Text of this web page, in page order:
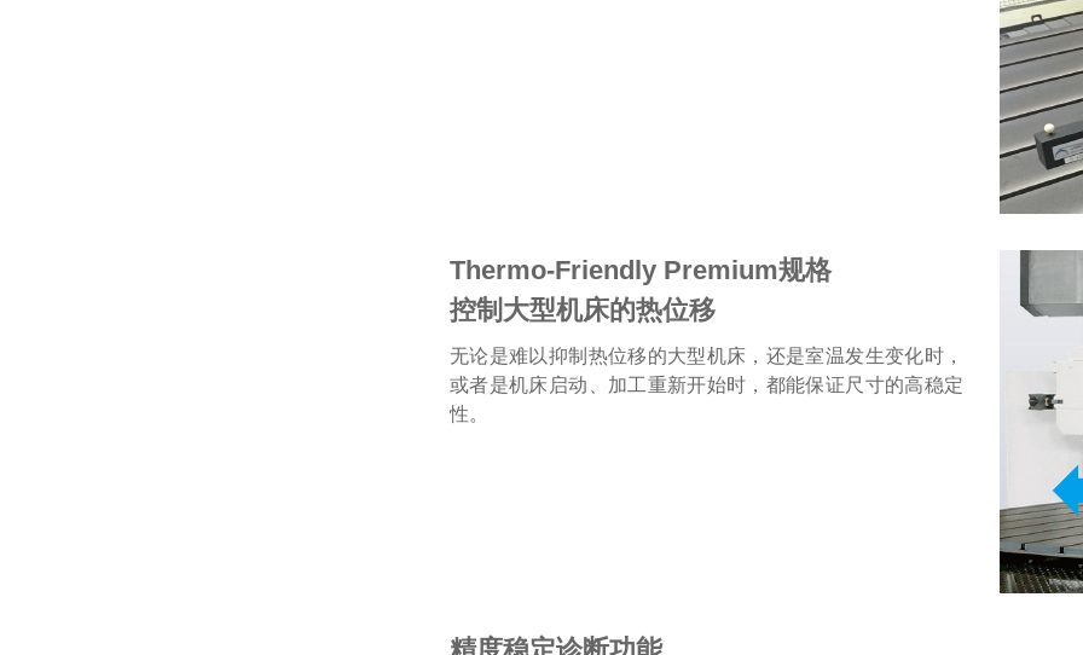
Thermo-Friendly Premium规格
控制大型机床的热位移
无论是难以抑制热位移的大型机床，还是室温发生变化时，
或者是机床启动、加工重新开始时，都能保证尺寸的高稳定
性。